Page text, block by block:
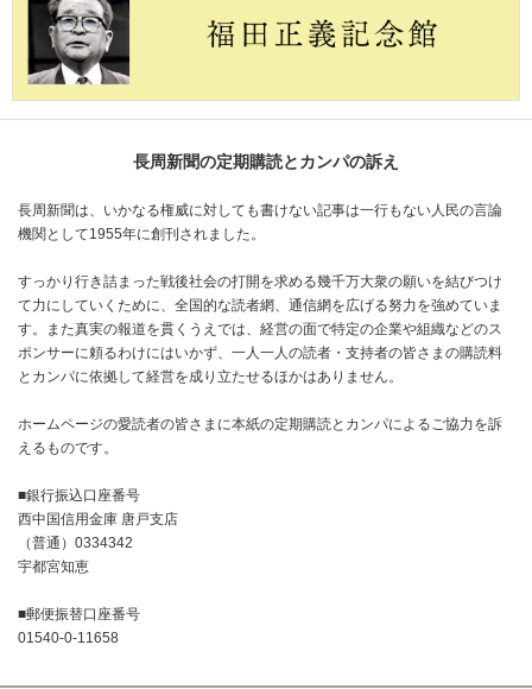
長周新聞の定期購読とカンパの訴え
長周新聞は、いかなる権威に対しても書けない記事は一行もない人民の言論
機関として1955年に創刊されました。
すっかり行き詰まった戦後社会の打開を求める幾千万大衆の願いを結びつけ
て力にしていくために、全国的な読者網、通信網を広げる努力を強めていま
す。また真実の報道を貫くうえでは、経営の面で特定の企業や組織などのス
ポンサーに頼るわけにはいかず、一人一人の読者・支持者の皆さまの購読料
とカンパに依拠して経営を成り立たせるほかはありません。
ホームページの愛読者の皆さまに本紙の定期購読とカンパによるご協力を訴
えるものです。
■銀行振込口座番号
西中国信用金庫 唐戸支店
（普通）0334342
宇都宮知恵
■郵便振替口座番号
01540-0-11658